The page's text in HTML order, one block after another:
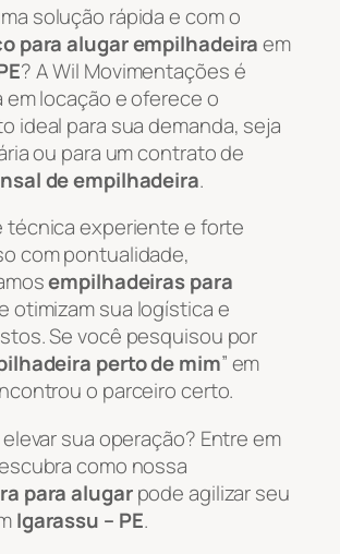
solução rápida e com o
para alugar empilhadeiraem
? A Wil Movimentações é
locação e oferece o
ideal para sua demanda, seja
ou para um contrato de
de empilhadeira.
técnica experiente e forte
com pontualidade,
empilhadeiras para
otimizam sua logística e
Se você pesquisou por
perto de mim” em
o parceiro certo.
sua operação? Entre em
como nossa
para alugarpode agilizar seu
Igarassu – PE.